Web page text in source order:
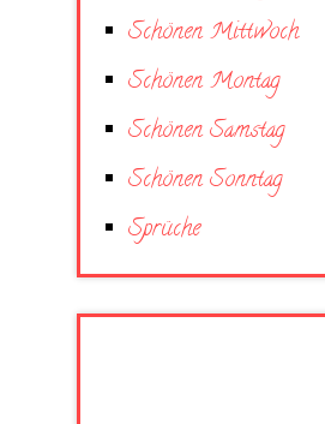
Schönen Mittwoch
Schönen Montag
Schönen Samstag
Schönen Sonntag
Sprüche